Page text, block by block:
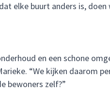
elke buurt anders is,
en een schone
“We kijken daarom
bewoners zelf?”